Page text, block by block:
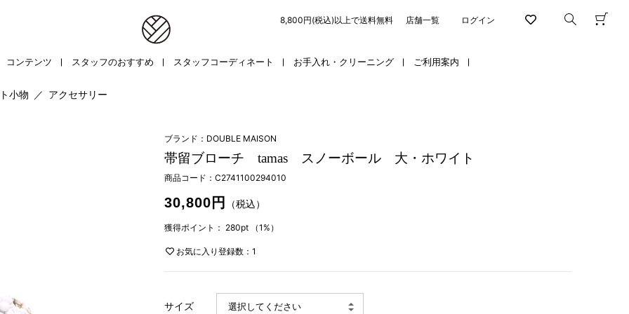
ログイン
8,800円(税込)以上で送料無料 店舗一覧
コンテンツ スタッフのおすすめ スタッフコーディネート お手入れ・クリーニング ご利用案内
小物 ／ アクセサリー
ブランド：DOUBLE MAISON
帯留ブローチ tamas スノーボール 大・ホワイト
商品コード： C2741100294010
30,800円 （税込）
獲得ポイント： 280pt （1%）
お気に入り登録数：1
サイズ